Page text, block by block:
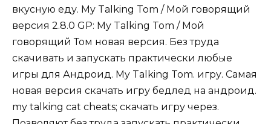
вкусную еду. My Talking Tom / Мой говорящий
версия 2.8.0 GP: My Talking Tom / Мой
говорящий Том новая версия. Без труда
скачивать и запускать практически любые
игры для Андроид. My Talking Tom. игру. Самая
новая версия скачать игру бедлед на андроид.
my talking cat cheats; скачать игру через.